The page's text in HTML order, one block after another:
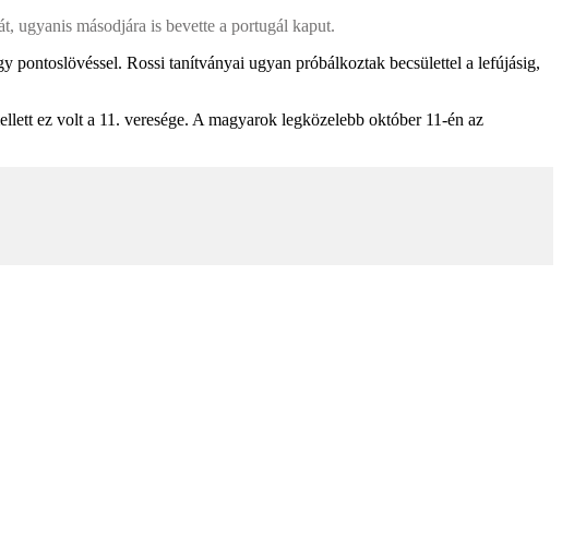
ugyanis másodjára is bevette a portugál kaput.
pontoslövéssel. Rossi tanítványai ugyan próbálkoztak becsülettel a lefújásig,
ez volt a 11. veresége. A magyarok legközelebb október 11-én az